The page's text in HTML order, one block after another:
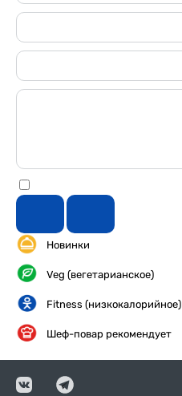
Новинки
Veg (вегетарианское)
Fitness (низкокалорийное)
Шеф-повар рекомендует